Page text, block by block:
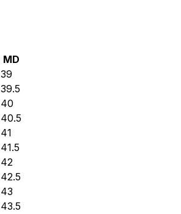
MD
39
39.5
40
40.5
41
41.5
42
42.5
43
43.5